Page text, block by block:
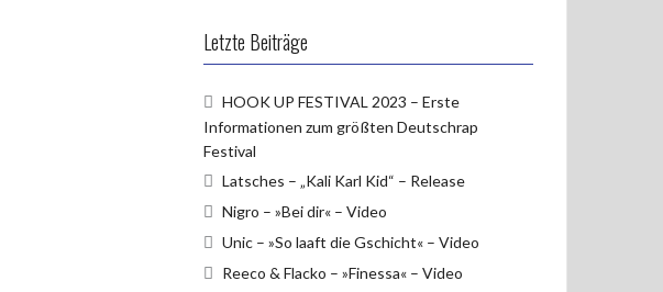
e
o
o
k
itt
u
e
Letzte Beiträge
HOOK UP FESTIVAL 2023 – Erste
Informationen zum größten Deutschrap
Festival
Latsches – „Kali Karl Kid“ – Release
Nigro – »Bei dir« – Video
Unic – »So laaft die Gschicht« – Video
Reeco & Flacko – »Finessa« – Video